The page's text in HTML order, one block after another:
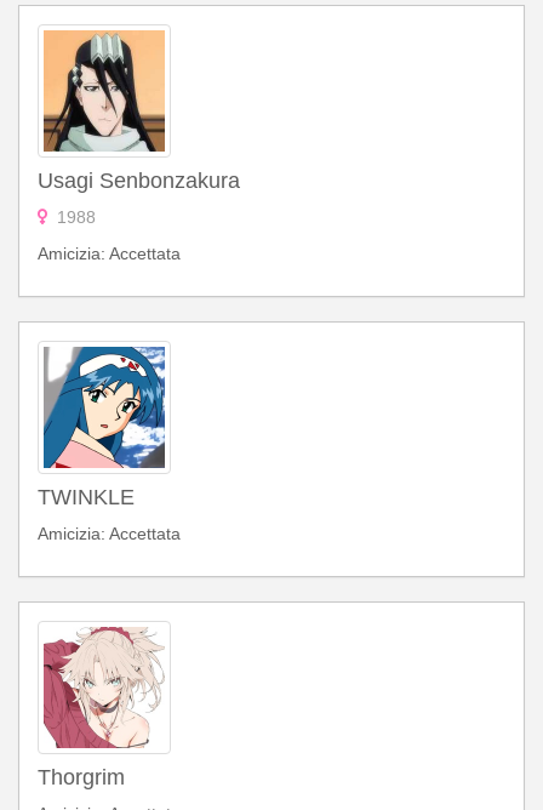
Usagi Senbonzakura
1988
Amicizia: Accettata
TWINKLE
Amicizia: Accettata
Thorgrim